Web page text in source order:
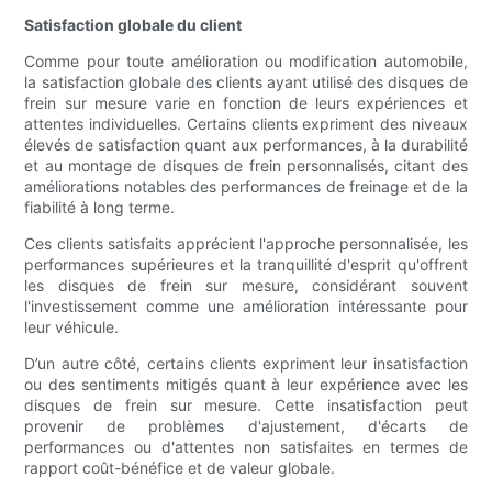
Satisfaction globale du client
Comme pour toute amélioration ou modification automobile,
la satisfaction globale des clients ayant utilisé des disques de
frein sur mesure varie en fonction de leurs expériences et
attentes individuelles. Certains clients expriment des niveaux
élevés de satisfaction quant aux performances, à la durabilité
et au montage de disques de frein personnalisés, citant des
améliorations notables des performances de freinage et de la
fiabilité à long terme.
Ces clients satisfaits apprécient l'approche personnalisée, les
performances supérieures et la tranquillité d'esprit qu'offrent
les disques de frein sur mesure, considérant souvent
l'investissement comme une amélioration intéressante pour
leur véhicule.
D’un autre côté, certains clients expriment leur insatisfaction
ou des sentiments mitigés quant à leur expérience avec les
disques de frein sur mesure. Cette insatisfaction peut
provenir de problèmes d'ajustement, d'écarts de
performances ou d'attentes non satisfaites en termes de
rapport coût-bénéfice et de valeur globale.